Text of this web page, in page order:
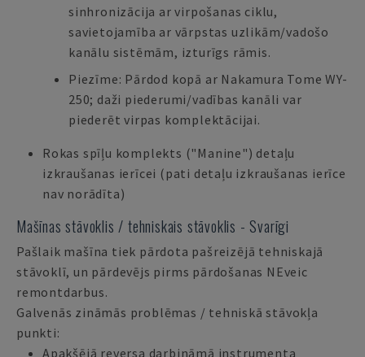
sinhronizācija ar virpošanas ciklu,
savietojamība ar vārpstas uzlikām/vadošo
kanālu sistēmām, izturīgs rāmis.
Piezīme: Pārdod kopā ar Nakamura Tome WY-
250; daži piederumi/vadības kanāli var
piederēt virpas komplektācijai.
Rokas spīļu komplekts ("Manine") detaļu
izkraušanas ierīcei (pati detaļu izkraušanas ierīce
nav norādīta)
Mašīnas stāvoklis / tehniskais stāvoklis - Svarīgi
Pašlaik mašīna tiek pārdota pašreizējā tehniskajā
stāvoklī, un pārdevējs pirms pārdošanas NEveic
remontdarbus.
Galvenās zināmās problēmas / tehniskā stāvokļa
punkti:
Apakšējā reversa darbināmā instrumenta